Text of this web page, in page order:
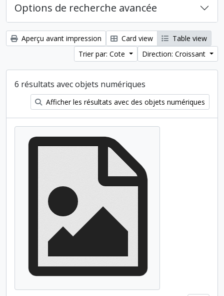
Options de recherche avancée
Aperçu avant impression Card view
Table view
Trier par: Cote
Direction: Croissant
6 résultats avec objets numériques
Afficher les résultats avec des objets numériques